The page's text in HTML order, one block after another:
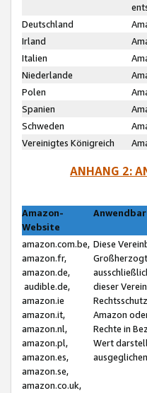
Deutschland
Irland
Italien
Niederlande
Polen
Spanien
Schweden
Vereinigtes Königreich
ANHANG 2:
Amazon-
Website
amazon.com.be,
amazon.fr,
amazon.de,
audible.de,
amazon.ie
amazon.it,
amazon.nl,
amazon.pl,
amazon.es,
amazon.se,
amazon.co.uk,
Diese
dieser
Amazon
Rechte in
Wert